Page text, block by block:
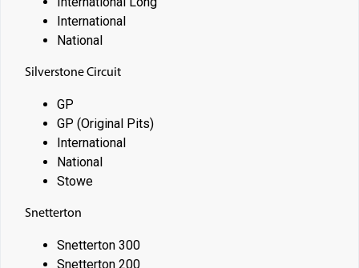
International
National
Silverstone Circuit
GP
GP (Original Pits)
International
National
Stowe
Snetterton
Snetterton 300
Snetterton 200